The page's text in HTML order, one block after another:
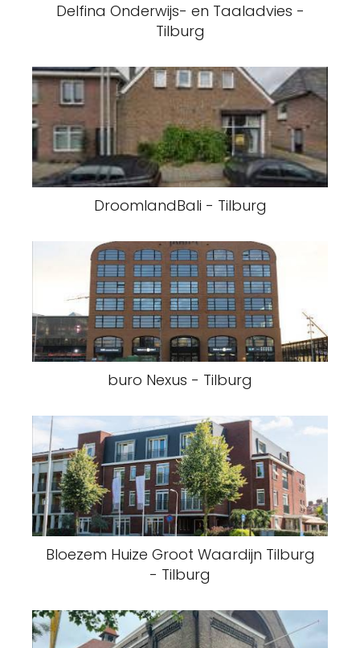
Delfina Onderwijs- en Taaladvies -
Tilburg
DroomlandBali - Tilburg
buro Nexus - Tilburg
Bloezem Huize Groot Waardijn Tilburg
- Tilburg